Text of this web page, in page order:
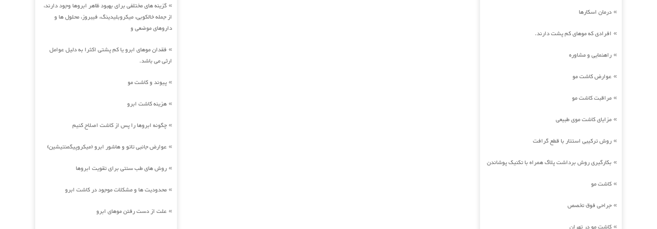
» گزینه های مختلفی برای بهبود ظاهر ابروها وجود دارند،
از جمله خالکوبی، میکروبلیدینگ، فیبروز، محلول ها و
داروهای موضعی و
» فقدان موهای ابرو یا کم پشتی اکثرا به دلیل عوامل
ارثی می باشد.
» پیوند و کاشت مو
» هزینه کاشت ابرو
» چگونه ابروها را پس از کاشت اصلاح کنیم
» عوارض جانبی تاتو و هاشور ابرو (میکروپیگمنتیشین)
» روش های طب سنتی برای تقویت ابروها
» محدودیت ها و مشکلات موجود در کاشت ابرو
» علت از دست رفتن موهای ابرو
» درمان اسکارها
» افرادی که موهای کم پشت دارند.
» راهنمایی و مشاوره
» عوارض کاشت مو
» مراقبت کاشت مو
» مزایای کاشت موی طبیعی
» روش ترکیبی استتار با قطع گرافت
» بکارگیری روش برداشت پلاگ همراه با تکنیک پوشاندن
» کاشت مو
» جراحی فوق تخصص
»